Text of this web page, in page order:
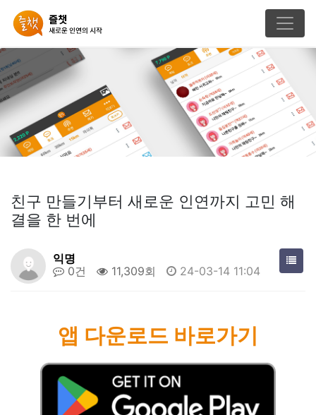
친구 만들기부터 새로운 인연까지 고민 해
결을 한 번에
익명
0건
11,309회 24-03-14 11:04
앱 다운로드 바로가기